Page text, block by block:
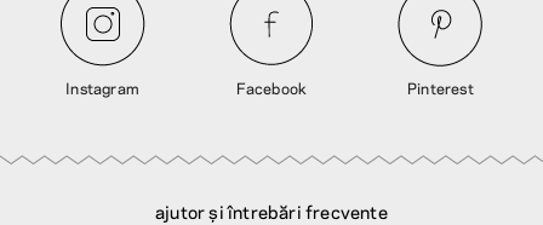
Instagram Facebook Pinterest
ajutor și întrebări frecvente